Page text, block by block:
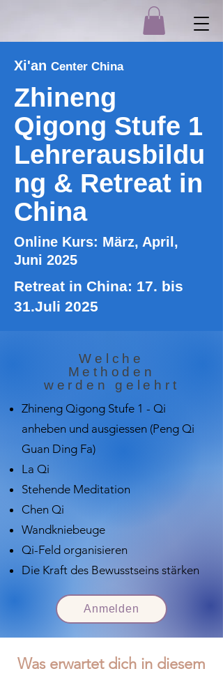
Xi'an Center China
Zhineng
Qigong Stufe 1
Lehrerausbildu
ng & Retreat in
China
Online Kurs: März, April,
Juni 2025
Retreat in China: 17. bis
31.Juli 2025
Welche
Methoden
werden gelehrt
Zhineng Qigong Stufe 1 - Qi
anheben und ausgiessen (Peng Qi
Guan Ding Fa)
La Qi
Stehende Meditation
Chen Qi
Wandkniebeuge
Qi-Feld organisieren
Die Kraft des Bewusstseins stärken
Anmelden
Was erwartet dich in diesem